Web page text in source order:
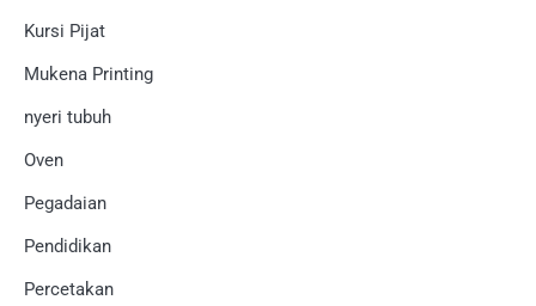
Kursi Pijat
Mukena Printing
nyeri tubuh
Oven
Pegadaian
Pendidikan
Percetakan